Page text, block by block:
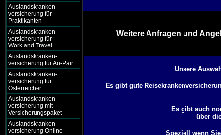
Auslandskranken-
versicherung für
Praktikanten
Auslandskranken-
versicherung für
Work and Travel
Auslandskranken-
versicherung für Au-Pair
Auslandskranken-
versicherung für
Österreicher
Auslandskranken-
versicherung mit
Versicherungspaket
Auslandskranken-
versicherung Online
Weitere Anfragen und
Unsere
Es gibt gute
Es gibt auch
über
Speziell wenn